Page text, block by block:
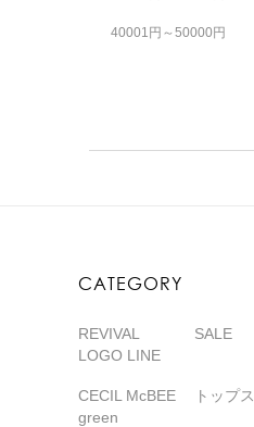
40001円～50000円
CATEGORY
REVIVAL
LOGO LINE
SALE
CECIL McBEE
green
トップス